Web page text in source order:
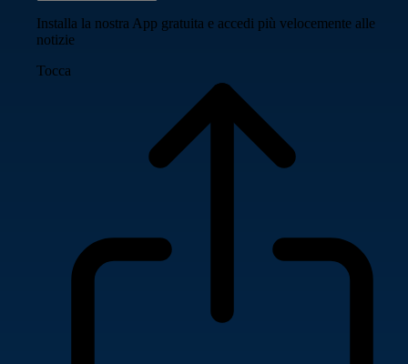
Installa la nostra App gratuita e accedi più velocemente alle
notizie
Tocca